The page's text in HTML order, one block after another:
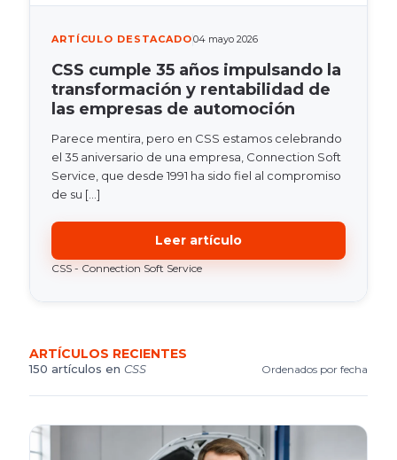
ARTÍCULO DESTACADO04 mayo 2026
CSS cumple 35 años impulsando la
transformación y rentabilidad de
las empresas de automoción
Parece mentira, pero en CSS estamos celebrando
el 35 aniversario de una empresa, Connection Soft
Service, que desde 1991 ha sido fiel al compromiso
de su […]
Leer artículo
CSS - Connection Soft Service
ARTÍCULOS RECIENTES
150 artículos en CSS Ordenados por fecha